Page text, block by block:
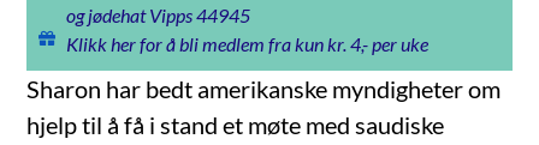
og jødehat Vipps 44945
Klikk her for å bli medlem fra kun kr. 4,- per uke
Sharon har bedt amerikanske myndigheter om
hjelp til å få i stand et møte med saudiske